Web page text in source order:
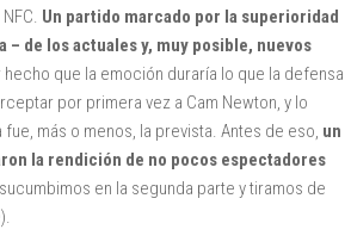
Un partido marcado por la superioridad
– de los actuales y, muy posible, nuevos
hecho que la emoción duraría lo que la defensa
por primera vez a Cam Newton, y lo
más o menos, la prevista. Antes de eso, un
la rendición de no pocos espectadores
en la segunda parte y tiramos de